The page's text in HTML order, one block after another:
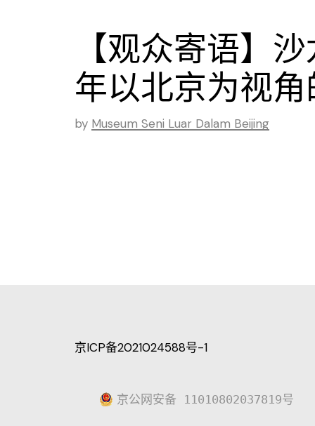
【观众寄语】
年以北京为视
by Museum Seni Luar Dalam Beijing
京ICP备2021024588号-1
京公网安备 11010802037819号